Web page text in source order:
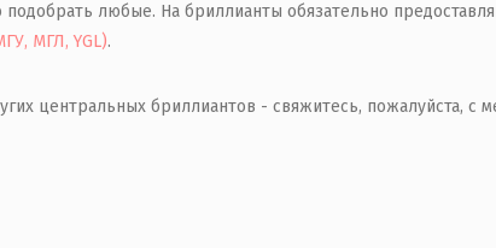
любые. На бриллианты обязательно
МГЛ, YGL).
центральных бриллиантов - свяжитесь, пожалуйста, c